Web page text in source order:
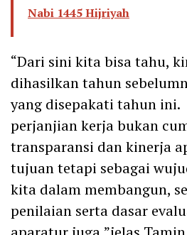
Nabi 1445 Hijriyah
“Dari sini kita bisa tahu,
dihasilkan tahun
yang disepakati tahun ini.
perjanjian kerja bukan
transparansi dan kinerja
tujuan tetapi sebagai
kita dalam membangun,
penilaian serta dasar